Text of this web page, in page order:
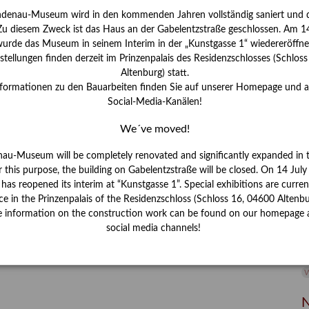
Museum wird in den kommenden Jahren vollständig saniert und
diesem Zweck ist das Haus an der Gabelentzstraße geschlossen. Am
das Museum in seinem Interim in der „Kunstgasse 1“
finden derzeit im Prinzenpalais des Residenzschlosses
Altenburg) statt.
zu den Bauarbeiten finden Sie auf unserer Homepage und
Social-Media-Kanälen!
We´ve moved!
Museum will be completely renovated and significantly expanded in
this purpose, the building on Gabelentzstraße will be closed. On 14
reopened its interim at “Kunstgasse 1”. Special exhibitions are
in the Prinzenpalais of the Residenzschloss (Schloss 16, 04600
information on the construction work can be found on our homepage
social media channels!